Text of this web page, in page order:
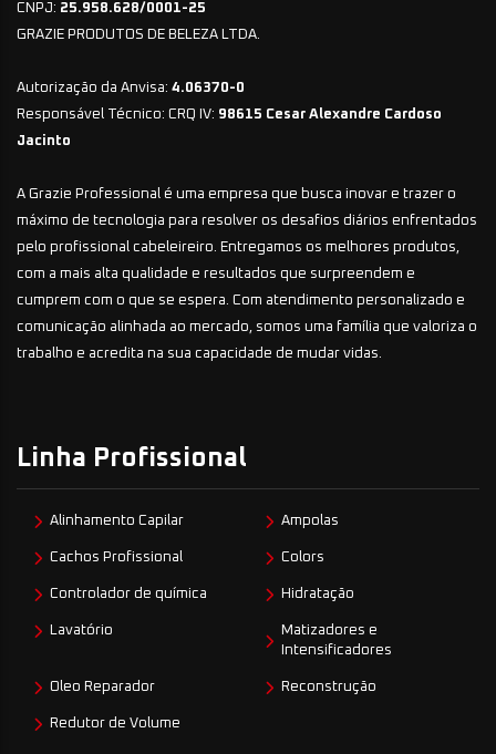
CNPJ: 25.958.628/0001-25
GRAZIE PRODUTOS DE BELEZA LTDA.
Autorização da Anvisa: 4.06370-0
Responsável Técnico: CRQ IV: 98615 Cesar Alexandre Cardoso
Jacinto
A Grazie Professional é uma empresa que busca inovar e trazer o
máximo de tecnologia para resolver os desafios diários enfrentados
pelo profissional cabeleireiro. Entregamos os melhores produtos,
com a mais alta qualidade e resultados que surpreendem e
cumprem com o que se espera. Com atendimento personalizado e
comunicação alinhada ao mercado, somos uma família que valoriza o
trabalho e acredita na sua capacidade de mudar vidas.
Linha Profissional
Alinhamento Capilar Ampolas
Cachos Profissional Colors
Controlador de química Hidratação
Lavatório
Matizadores e
Intensificadores
Oleo Reparador Reconstrução
Redutor de Volume